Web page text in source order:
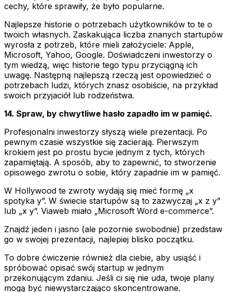
cechy, które sprawiły, że było popularne.
Najlepsze historie o potrzebach użytkowników to te o
twoich własnych. Zaskakująca liczba znanych startupów
wyrosła z potrzeb, które mieli założyciele: Apple,
Microsoft, Yahoo, Google. Doświadczeni inwestorzy o
tym wiedzą, więc historie tego typu przyciągną ich
uwagę. Następną najlepszą rzeczą jest opowiedzieć o
potrzebach ludzi, których znasz osobiście, na przykład
swoich przyjaciół lub rodzeństwa.
14. Spraw, by chwytliwe hasło zapadło im w pamięć.
Profesjonalni inwestorzy słyszą wiele prezentacji. Po
pewnym czasie wszystkie się zacierają. Pierwszym
krokiem jest po prostu bycie jednym z tych, których
zapamiętają. A sposób, aby to zapewnić, to stworzenie
opisowego zwrotu o sobie, który zapadnie im w pamięć.
W Hollywood te zwroty wydają się mieć formę „x
spotyka y”. W świecie startupów są to zazwyczaj „x z y”
lub „x y”. Viaweb miało „Microsoft Word e-commerce”.
Znajdź jeden i jasno (ale pozornie swobodnie) przedstaw
go w swojej prezentacji, najlepiej blisko początku.
To dobre ćwiczenie również dla ciebie, aby usiąść i
spróbować opisać swój startup w jednym
przekonującym zdaniu. Jeśli ci się nie uda, twoje plany
mogą być niewystarczająco skoncentrowane.